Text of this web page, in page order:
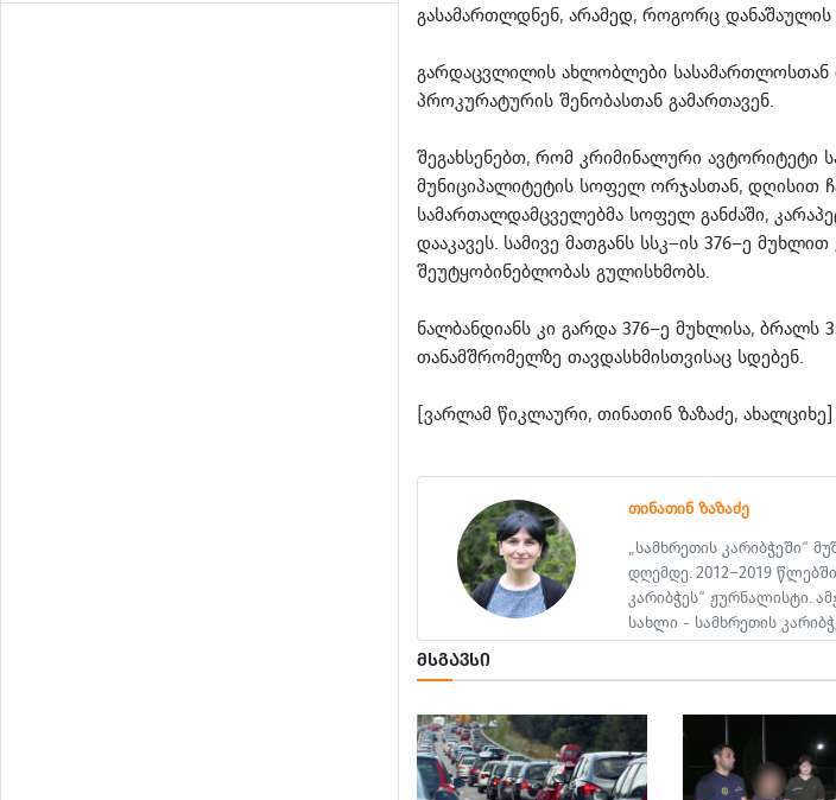
გასამართლდნენ, არამედ, როგორც დანაშაულის
გარდაცვლილის ახლობლები სასამართლოსთან
პროკურატურის შენობასთან გამართავენ.
შეგახსენებთ, რომ კრიმინალური ავტორიტეტი
მუნიციპალიტეტის სოფელ ორჯასთან, დღისით
სამართალდამცველებმა სოფელ განძაში,
დააკავეს. სამივე მათგანს სსკ–ის 376–ე
შეუტყობინებლობას გულისხმობს.
ნალბანდიანს კი გარდა 376–ე მუხლისა, ბრალს
თანამშრომელზე თავდასხმისთვისაც სდებენ.
[ვარლამ წიკლაური, თინათინ ზაზაძე, ახალციხე]
თინათინ ზაზაძე
„სამხრეთის კარიბჭეში“
დღემდე. 2012–2019
კარიბჭეს“ ჟურნალისტი.
სახლი - სამხრეთის
ᲛᲡᲒᲐᲕᲡᲘ